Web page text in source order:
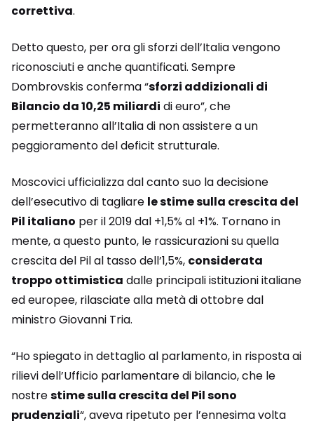
correttiva.
Detto questo, per ora gli sforzi dell’Italia vengono
riconosciuti e anche quantificati. Sempre
Dombrovskis conferma “sforzi addizionali di
Bilancio da 10,25 miliardi di euro”, che
permetteranno all’Italia di non assistere a un
peggioramento del deficit strutturale.
Moscovici ufficializza dal canto suo la decisione
dell’esecutivo di tagliare le stime sulla crescita del
Pil italiano per il 2019 dal +1,5% al +1%. Tornano in
mente, a questo punto, le rassicurazioni su quella
crescita del Pil al tasso dell’1,5%, considerata
troppo ottimistica dalle principali istituzioni italiane
ed europee, rilasciate alla metà di ottobre dal
ministro Giovanni Tria.
“Ho spiegato in dettaglio al parlamento, in risposta ai
rilievi dell’Ufficio parlamentare di bilancio, che le
nostrestime sulla crescita del Pil sono
prudenziali“, aveva ripetuto per l’ennesima volta